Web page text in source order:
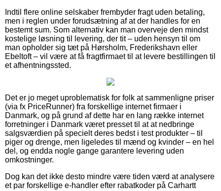
Indtil flere online selskaber frembyder fragt uden betaling,
men i reglen under forudsætning af at der handles for en
bestemt sum. Som alternativ kan man overveje den mindst
kostelige løsning til levering, der tit – uden hensyn til om
man opholder sig tæt på Hørsholm, Frederikshavn eller
Ebeltoft – vil være at få fragtfirmaet til at levere bestillingen til
et afhentningssted.
Det er jo meget uproblematisk for folk at sammenligne priser
(via fx PriceRunner) fra forskellige internet firmaer i
Danmark, og på grund af dette har en lang række internet
forretninger i Danmark været presset til at at nedbringe
salgsværdien på specielt deres bedst i test produkter – til
piger og drenge, men ligeledes til mænd og kvinder – en hel
del, og endda nogle gange garantere levering uden
omkostninger.
Dog kan det ikke desto mindre være tiden værd at analysere
et par forskellige e-handler efter rabatkoder på Carhartt